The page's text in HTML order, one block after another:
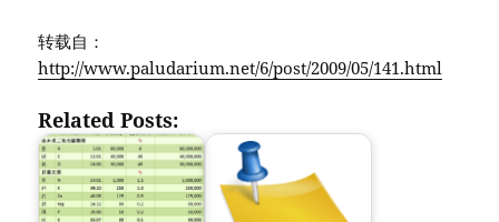
转载自：
http://www.paludarium.net/6/post/2009/05/141.html
Related Posts: